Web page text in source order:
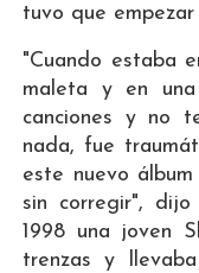
tuvo que
"Cuando estaba
maleta y en
canciones y no
nada, fue
este nuevo
sin corregir",
1998 una joven
trenzas y